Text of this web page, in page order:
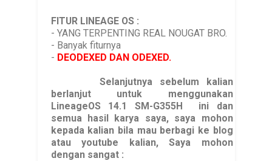
FITUR LINEAGE OS :
- YANG TERPENTING REAL NOUGAT BRO.
- Banyak fiturnya
- DEODEXED DAN ODEXED.
Selanjutnya sebelum kalian
berlanjut untuk menggunakan
LineageOS 14.1
SM-G355H ini dan
semua hasil karya saya, saya mohon
kepada kalian bila mau berbagi ke blog
atau youtube kalian, Saya mohon
dengan sangat :